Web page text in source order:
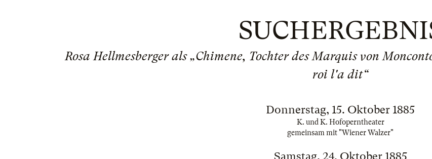
Rosa Hellmesberger als „Chimene, Tochter des Marquis von
roi l'a dit“
Donnerstag, 15. Oktober 1885
K. und K. Hofoperntheater
gemeinsam mit "Wiener Walzer"
Samstag, 24. Oktober 1885